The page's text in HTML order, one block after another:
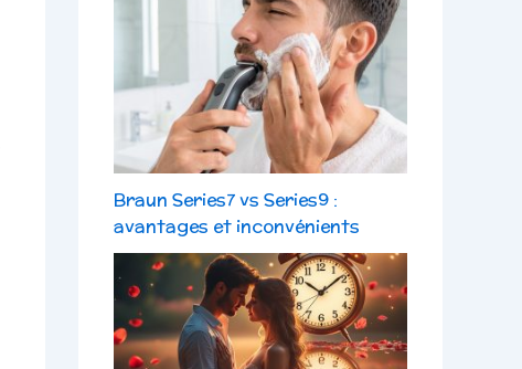
Braun Series7 vs Series9 :
avantages et inconvénients